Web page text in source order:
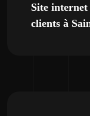
Site
clients à